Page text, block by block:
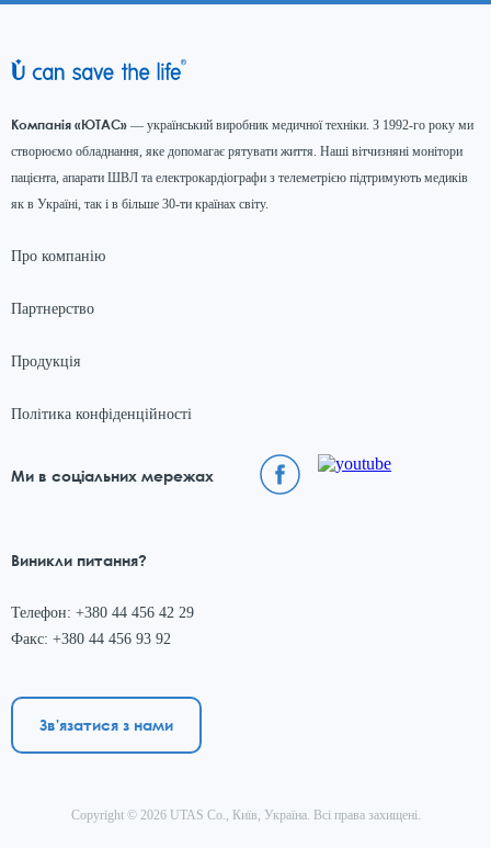
Компанія «ЮТАС» — український виробник медичної техніки. З 1992-го року ми
створюємо обладнання, яке допомагає рятувати життя. Наші вітчизняні монітори
пацієнта, апарати ШВЛ та електрокардіографи з телеметрією підтримують медиків
як в Україні, так і в більше 30-ти країнах світу.
Про компанію
Партнерство
Продукція
Політика конфіденційності
Ми в соціальних мережах
Виникли питання?
Телефон: +380 44 456 42 29
Факс: +380 44 456 93 92
Зв'язатися з нами
Copyright © 2026 UTAS Co., Київ, Україна. Всі права захищені.